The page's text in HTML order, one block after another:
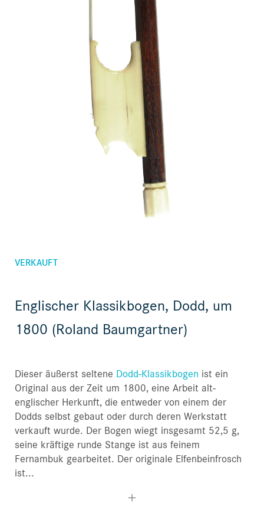
Bestellungen
Merkliste
Kindergeigen
Geigenbögen
Cellobögen
Zubehör
CV Selectio
VERKAUFT
Englischer Klassikbogen, Dodd, um
1800 (Roland Baumgartner)
Dieser äußerst seltene Dodd-Klassikbogen ist ein
Original aus der Zeit um 1800, eine Arbeit alt-
englischer Herkunft, die entweder von einem der
Dodds selbst gebaut oder durch deren Werkstatt
verkauft wurde. Der Bogen wiegt insgesamt 52,5 g,
seine kräftige runde Stange ist aus feinem
Fernambuk gearbeitet. Der originale Elfenbeinfrosch
ist...